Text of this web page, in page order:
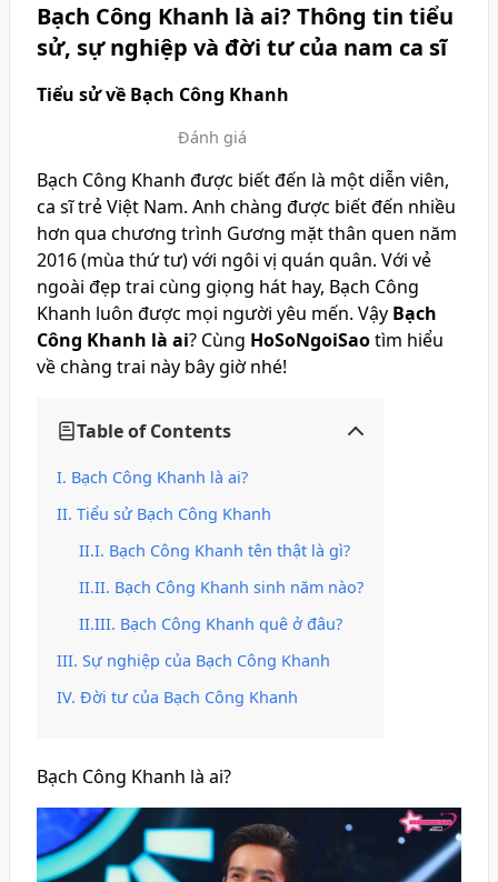
Bạch Công Khanh là ai? Thông tin tiểu
sử, sự nghiệp và đời tư của nam ca sĩ
Tiểu sử về Bạch Công Khanh
Đánh giá
Bạch Công Khanh được biết đến là một diễn viên,
ca sĩ trẻ Việt Nam. Anh chàng được biết đến nhiều
hơn qua chương trình Gương mặt thân quen năm
2016 (mùa thứ tư) với ngôi vị quán quân. Với vẻ
ngoài đẹp trai cùng giọng hát hay, Bạch Công
Khanh luôn được mọi người yêu mến. Vậy Bạch
Công Khanh là ai? Cùng HoSoNgoiSaotìm hiểu
về chàng trai này bây giờ nhé!
Table of Contents
Bạch Công Khanh là ai?
Tiểu sử Bạch Công Khanh
Bạch Công Khanh tên thật là gì?
Bạch Công Khanh sinh năm nào?
Bạch Công Khanh quê ở đâu?
Sự nghiệp của Bạch Công Khanh
Đời tư của Bạch Công Khanh
Bạch Công Khanh là ai?